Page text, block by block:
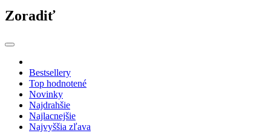
Zoradiť
Bestsellery
Top hodnotené
Novinky
Najdrahšie
Najlacnejšie
Najvyššia zľava